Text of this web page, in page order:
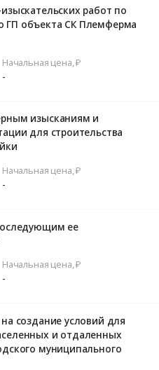
работ по
ГП объекта СК Племферма
Начальная цена, ₽
-
изысканиям и
для строительства
Начальная цена, ₽
-
ее
Начальная цена, ₽
-
создание условий для
и отдаленных
муниципального